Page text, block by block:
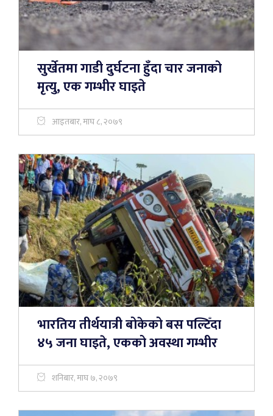
सुर्खेतमा गाडी दुर्घटना हुँदा चार जनाको
मृत्यु, एक गम्भीर घाइते
आइतबार, माघ ८, २०७९
भारतिय तीर्थयात्री बोकेको बस पल्टिँदा
४५ जना घाइते, एकको अवस्था गम्भीर
शनिबार, माघ ७, २०७९